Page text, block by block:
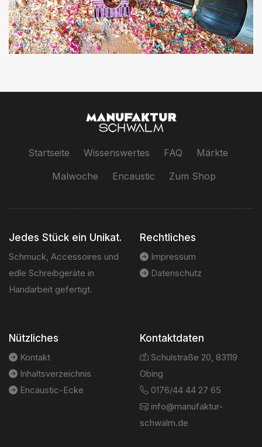
Startseite Wissenswertes FAQ
Märkte
Malwoche
Encaustic Zum Shop
Jedes Stück ein Unikat.
Schmuck, Accessoires und
edle Schreibgeräte in
Handarbeit gefertigt.
Rechtliches
Impressum
Datenschutz
Nützliches
Kontakt
Inhaltsverzeichnis
Encaustic-Ecke
Kontaktdaten
Schulstraße 20, 83119
Obing
0176/44 44 27 65
info@manufaktur-
schwalm.de